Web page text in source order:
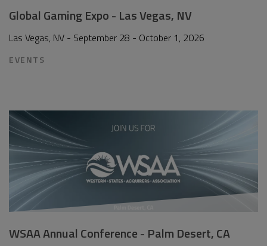
Global Gaming Expo - Las Vegas, NV
Las Vegas, NV - September 28 - October 1, 2026
EVENTS
WSAA Annual Conference - Palm Desert, CA